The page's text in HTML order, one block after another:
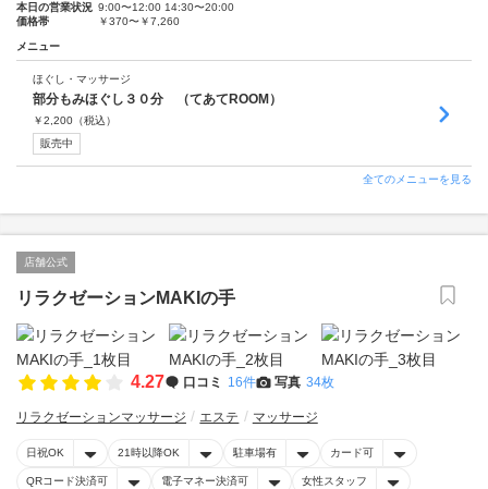
本日の営業状況 9:00〜12:00 14:30〜20:00
価格帯
￥370〜￥7,260
メニュー
ほぐし・マッサージ
部分もみほぐし３０分 （てあてROOM）
￥2,200 （税込）
販売中
全てのメニューを見る
店舗公式
リラクゼーションMAKIの手
4.27 口コミ 16件 写真 34枚
リラクゼーションマッサージ エステ マッサージ
日祝OK 21時以降OK 駐車場有 カード可
QRコード決済可 電子マネー決済可 女性スタッフ